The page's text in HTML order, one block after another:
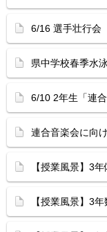
6/16 選手壮行会
県中学校春季水
6/10 2年生「連合
連合音楽会に向
【授業風景】3
【授業風景】3